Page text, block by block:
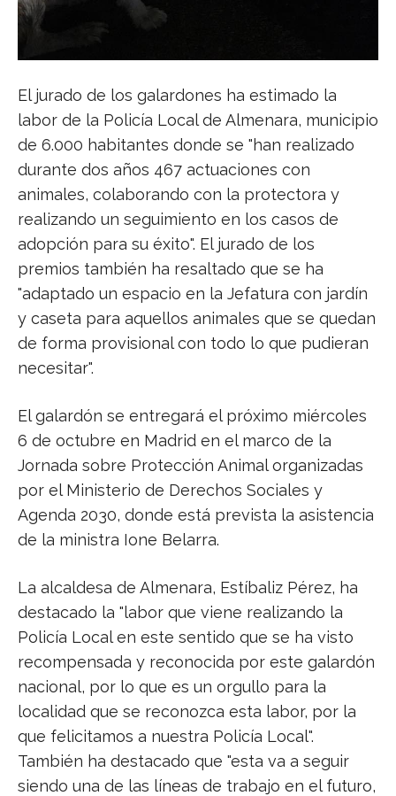
El jurado de los galardones ha estimado la
labor de la Policía Local de Almenara, municipio
de 6.000 habitantes donde se "han realizado
durante dos años 467 actuaciones con
animales, colaborando con la protectora y
realizando un seguimiento en los casos de
adopción para su éxito". El jurado de los
premios también ha resaltado que se ha
"adaptado un espacio en la Jefatura con jardín
y caseta para aquellos animales que se quedan
de forma provisional con todo lo que pudieran
necesitar".
El galardón se entregará el próximo miércoles
6 de octubre en Madrid en el marco de la
Jornada sobre Protección Animal organizadas
por el Ministerio de Derechos Sociales y
Agenda 2030, donde está prevista la asistencia
de la ministra Ione Belarra.
La alcaldesa de Almenara, Estíbaliz Pérez, ha
destacado la "labor que viene realizando la
Policía Local en este sentido que se ha visto
recompensada y reconocida por este galardón
nacional, por lo que es un orgullo para la
localidad que se reconozca esta labor, por la
que felicitamos a nuestra Policía Local".
También ha destacado que "esta va a seguir
siendo una de las líneas de trabajo en el futuro,